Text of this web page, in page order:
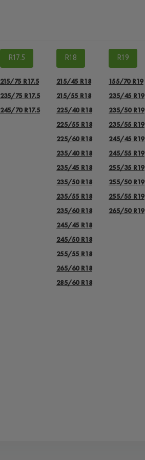
R17.5
215/75 R17.5
235/75 R17.5
245/70 R17.5
R18
215/45 R18
215/55 R18
225/40 R18
225/55 R18
225/60 R18
235/40 R18
235/45 R18
235/50 R18
235/55 R18
235/60 R18
245/45 R18
245/50 R18
255/55 R18
265/60 R18
285/60 R18
R19
155/70 R19
235/45 R19
235/50 R19
235/55 R19
245/45 R19
245/55 R19
255/35 R19
255/50 R19
255/55 R19
265/50 R19